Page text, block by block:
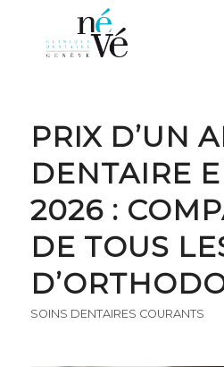
PRIX D’UN
DENTAIRE
2026 :
DE TOUS
SOINS DENTAIRES COURANTS